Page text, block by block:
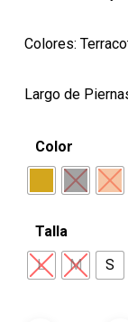
Colores:
Largo de
Color
Talla
L
M S